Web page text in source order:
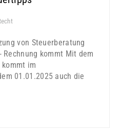
von Steuerberatung
kommt Mit dem
im
01.01.2025 auch die